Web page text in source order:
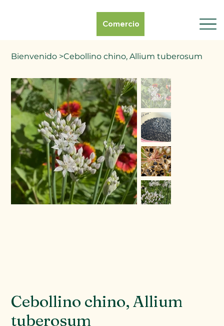
Comercio
Bienvenido >Cebollino chino, Allium tuberosum
Cebollino chino, Allium
tuberosum